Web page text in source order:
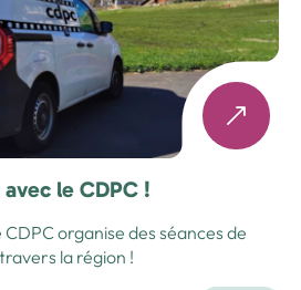
le CDPC !
organise des séances de
la région !